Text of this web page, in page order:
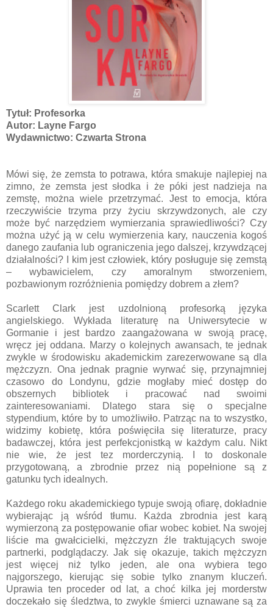
Tytuł: Profesorka
Autor: Layne Fargo
Wydawnictwo: Czwarta Strona
Mówi się, że zemsta to potrawa, która smakuje najlepiej na
zimno, że zemsta jest słodka i że póki jest nadzieja na
zemstę, można wiele przetrzymać. Jest to emocja, która
rzeczywiście trzyma przy życiu skrzywdzonych, ale czy
może być narzędziem wymierzania sprawiedliwości? Czy
można użyć ją w celu wymierzenia kary, nauczenia kogoś
danego zaufania lub ograniczenia jego dalszej, krzywdzącej
działalności? I kim jest człowiek, który posługuje się zemstą
– wybawicielem, czy amoralnym stworzeniem,
pozbawionym rozróżnienia pomiędzy dobrem a złem?
Scarlett Clark jest uzdolnioną profesorką języka
angielskiego. Wykłada literaturę na Uniwersytecie w
Gormanie i jest bardzo zaangażowana w swoją pracę,
wręcz jej oddana. Marzy o kolejnych awansach, te jednak
zwykle w środowisku akademickim zarezerwowane są dla
mężczyzn. Ona jednak pragnie wyrwać się, przynajmniej
czasowo do Londynu, gdzie mogłaby mieć dostęp do
obszernych bibliotek i pracować nad swoimi
zainteresowaniami. Dlatego stara się o specjalne
stypendium, które by to umożliwiło. Patrząc na to wszystko,
widzimy kobietę, która poświęciła się literaturze, pracy
badawczej, która jest perfekcjonistką w każdym calu. Nikt
nie wie, że jest tez morderczynią. I to doskonale
przygotowaną, a zbrodnie przez nią popełnione są z
gatunku tych idealnych.
Każdego roku akademickiego typuje swoją ofiarę, dokładnie
wybierając ją wśród tłumu. Każda zbrodnia jest karą
wymierzoną za postępowanie ofiar wobec kobiet. Na swojej
liście ma gwałcicielki, mężczyzn źle traktujących swoje
partnerki, podglądaczy. Jak się okazuje, takich mężczyzn
jest więcej niż tylko jeden, ale ona wybiera tego
najgorszego, kierując się sobie tylko znanym kluczeń.
Uprawia ten proceder od lat, a choć kilka jej morderstw
doczekało się śledztwa, to zwykle śmierci uznawane są za